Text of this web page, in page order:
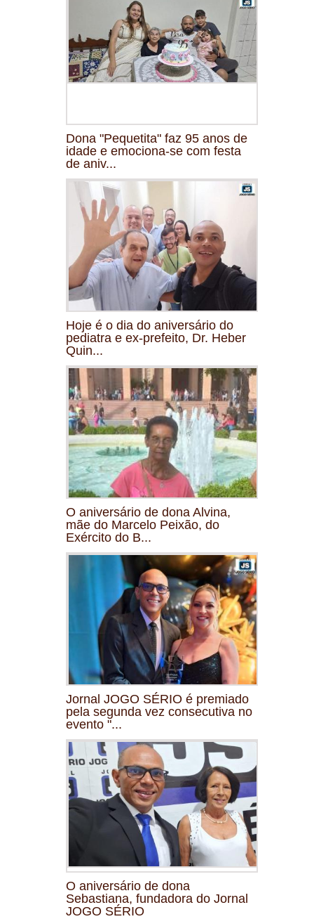
Dona "Pequetita" faz 95 anos de
idade e emociona-se com festa
de aniv...
Hoje é o dia do aniversário do
pediatra e ex-prefeito, Dr. Heber
Quin...
O aniversário de dona Alvina,
mãe do Marcelo Peixão, do
Exército do B...
Jornal JOGO SÉRIO é premiado
pela segunda vez consecutiva no
evento "...
O aniversário de dona
Sebastiana, fundadora do Jornal
JOGO SÉRIO